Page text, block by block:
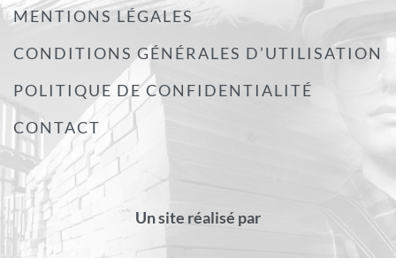
MENTIONS LÉGALES
CONDITIONS GÉNÉRALES D’UTILISATION
POLITIQUE DE CONFIDENTIALITÉ
CONTACT
Un site réalisé par